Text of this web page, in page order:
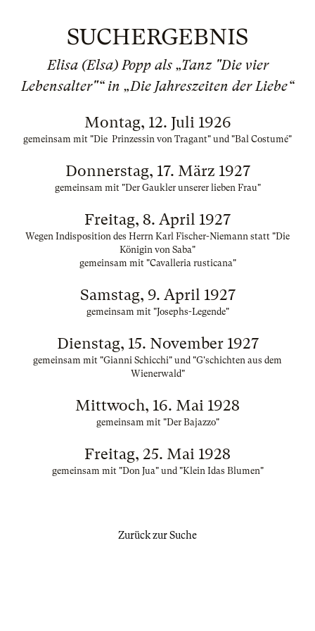
SUCHERGEBNIS
Elisa (Elsa) Popp als „Tanz "Die vier
Lebensalter"“ in „Die Jahreszeiten der Liebe“
Montag, 12. Juli 1926
gemeinsam mit "Die Prinzessin von Tragant" und "Bal Costumé"
Donnerstag, 17. März 1927
gemeinsam mit "Der Gaukler unserer lieben Frau"
Freitag, 8. April 1927
Wegen Indisposition des Herrn Karl Fischer-Niemann statt "Die
Königin von Saba"
gemeinsam mit "Cavalleria rusticana"
Samstag, 9. April 1927
gemeinsam mit "Josephs-Legende"
Dienstag, 15. November 1927
gemeinsam mit "Gianni Schicchi" und "G'schichten aus dem
Wienerwald"
Mittwoch, 16. Mai 1928
gemeinsam mit "Der Bajazzo"
Freitag, 25. Mai 1928
gemeinsam mit "Don Jua" und "Klein Idas Blumen"
Zurück zur Suche